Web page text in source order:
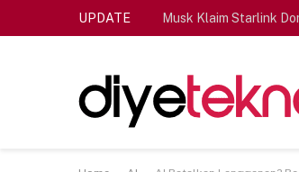
UPDATE Musk Klaim Starlink